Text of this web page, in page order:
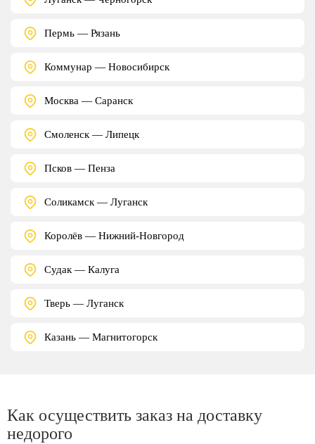
Пермь — Рязань
Коммунар — Новосибирск
Москва — Саранск
Смоленск — Липецк
Псков — Пенза
Соликамск — Луганск
Королёв — Нижний-Новгород
Судак — Калуга
Тверь — Луганск
Казань — Магнитогорск
Как осуществить заказ на доставку
недорого